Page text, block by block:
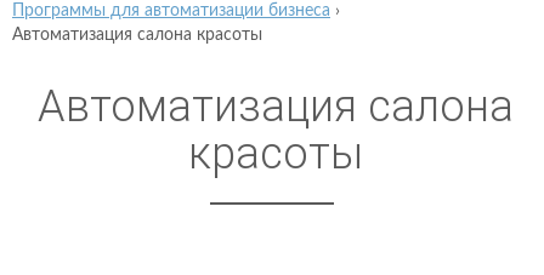
Программы для автоматизации бизнеса ›
Автоматизация салона красоты
Автоматизация салона
красоты